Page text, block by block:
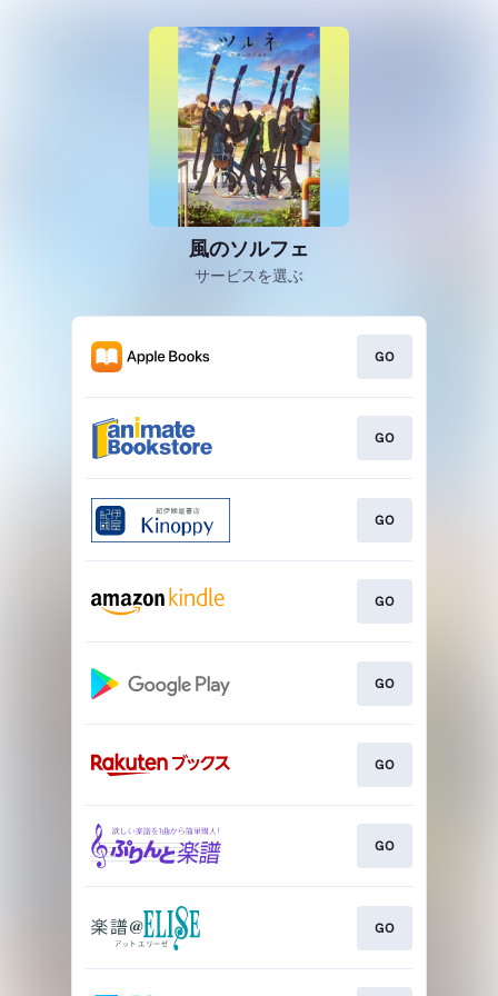
風のソルフェ
サービスを選ぶ
GO
GO
GO
GO
GO
GO
GO
GO